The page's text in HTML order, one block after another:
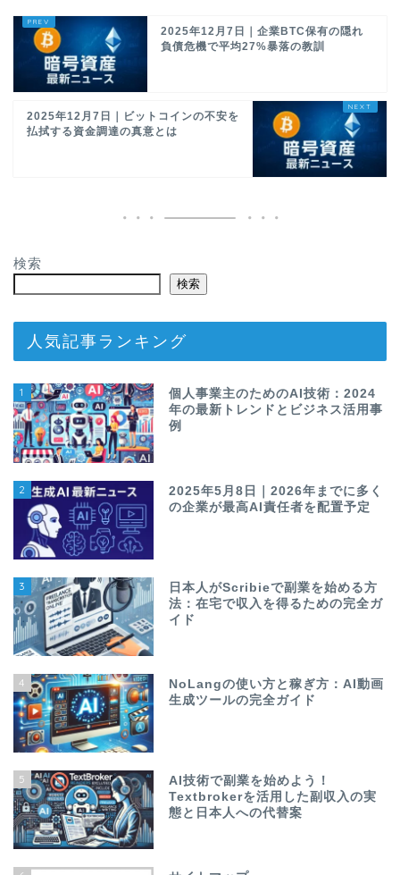
2025年12月7日｜企業BTC保有の隠れ
負債危機で平均27%暴落の教訓
2025年12月7日｜ビットコインの不安を
払拭する資金調達の真意とは
検索
検索
人気記事ランキング
1
個人事業主のためのAI技術：2024
年の最新トレンドとビジネス活用事
例
2
2025年5月8日｜2026年までに多く
の企業が最高AI責任者を配置予定
3
日本人がScribieで副業を始める方
法：在宅で収入を得るための完全ガ
イド
4
NoLangの使い方と稼ぎ方：AI動画
生成ツールの完全ガイド
5
AI技術で副業を始めよう！
Textbrokerを活用した副収入の実
態と日本人への代替案